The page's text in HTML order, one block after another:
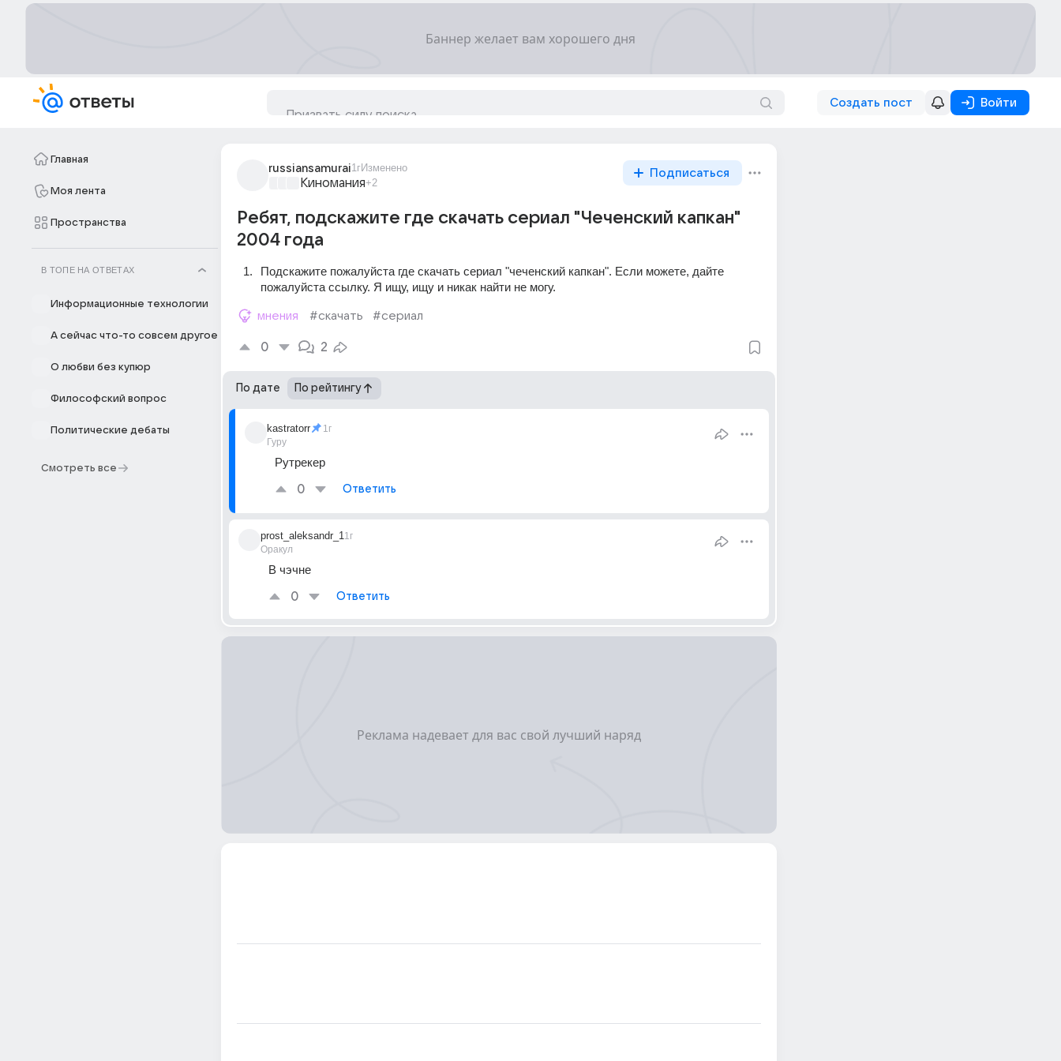
Создать пост Войти
Главная
Моя лента
Пространства
В ТОПЕ НА ОТВЕТАХ
Информационные технологии
А сейчас что-то совсем другое
О любви без купюр
Философский вопрос
Политические дебаты
Смотреть все
russiansamurai1гИзменено
Киномания+2
Подписаться
Ребят, подскажите где скачать сериал "Чеченский капкан"
2004 года
Подскажите пожалуйста где скачать сериал "чеченский капкан". Если можете, дайте
пожалуйста ссылку. Я ищу, ищу и никак найти не могу.
мнения #скачать #сериал
0 2
По дате По рейтингу
kastratorr
Гуру
1г
Рутрекер
0 Ответить
prost_aleksandr_1
Оракул
1г
В чэчне
0 Ответить